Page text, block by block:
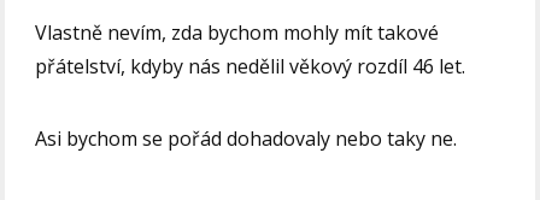
Vlastně nevím, zda bychom mohly mít takové
přátelství, kdyby nás nedělil věkový rozdíl 46 let.
Asi bychom se pořád dohadovaly nebo taky ne.